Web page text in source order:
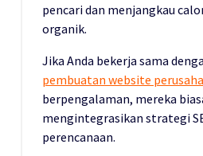
pencari dan menjangkau
organik.
Jika Anda bekerja sama
pembuatan website
berpengalaman, mereka
mengintegrasikan strategi
perencanaan.